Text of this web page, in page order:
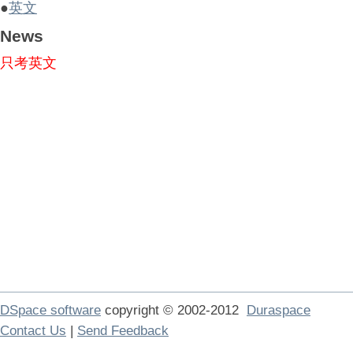
●英文
News
只考英文
DSpace software copyright © 2002-2012 Duraspace
Contact Us | Send Feedback